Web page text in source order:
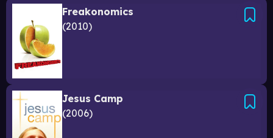
Freakonomics
2010
Jesus Camp
2006